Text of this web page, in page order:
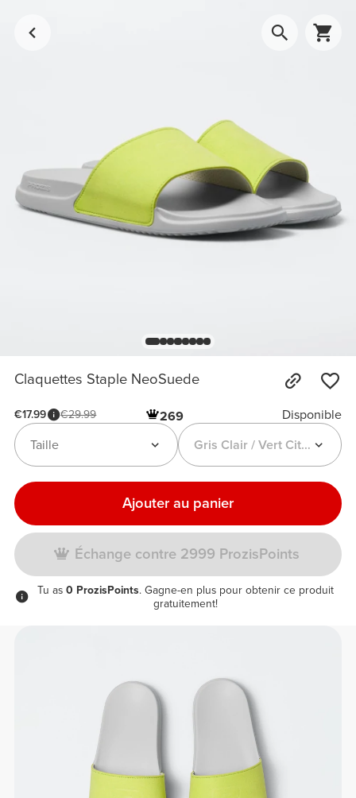
Claquettes Staple NeoSuede
€17.99 €29.99 269
Disponible
Gris Clair / Vert Citron
Taille
Ajouter au panier
Échange contre 2999 ProzisPoints
Tu as 0 ProzisPoints. Gagne-en plus pour obtenir ce produit
gratuitement!